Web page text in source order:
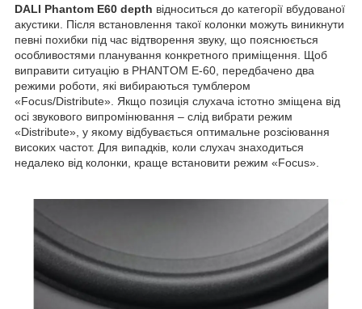
DALI Phantom E60 depth відноситься до категорії вбудованої
акустики. Після встановлення такої колонки можуть виникнути
певні похибки під час відтворення звуку, що пояснюється
особливостями планування конкретного приміщення. Щоб
виправити ситуацію в PHANTOM E-60, передбачено два
режими роботи, які вибираються тумблером
«Focus/Distribute». Якщо позиція слухача істотно зміщена від
осі звукового випромінювання – слід вибрати режим
«Distribute», у якому відбувається оптимальне розсіювання
високих частот. Для випадків, коли слухач знаходиться
недалеко від колонки, краще встановити режим «Focus».